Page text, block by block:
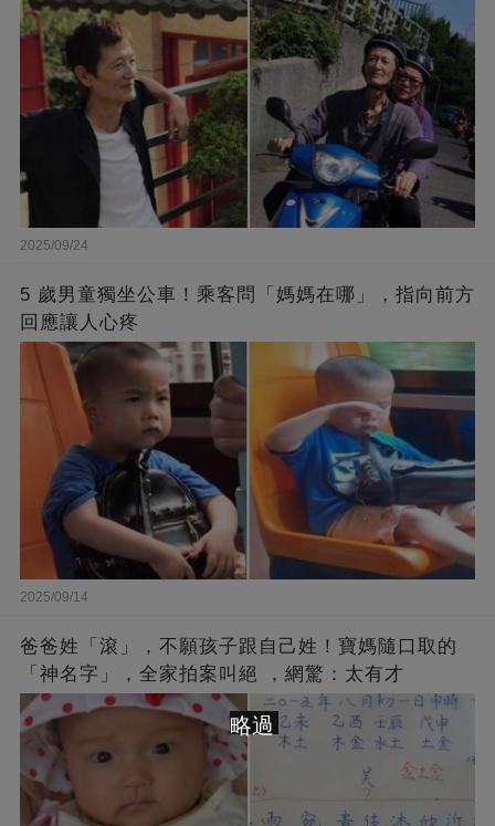
2025/09/24
5 歲男童獨坐公車！乘客問「媽媽在哪」，指向前方
回應讓人心疼
2025/09/14
爸爸姓「滾」，不願孩子跟自己姓！寶媽隨口取的
「神名字」，全家拍案叫絕 ，網驚：太有才
略過